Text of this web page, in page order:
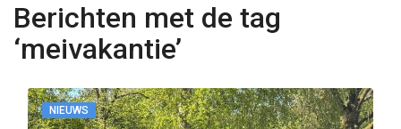
Berichten met de tag
‘meivakantie’
NIEUWS